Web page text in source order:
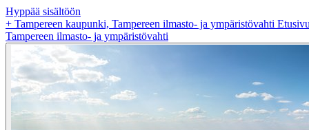
Hyppää sisältöön
+ Tampereen kaupunki, Tampereen ilmasto- ja ympäristövahti
Tampereen ilmasto- ja ympäristövahti